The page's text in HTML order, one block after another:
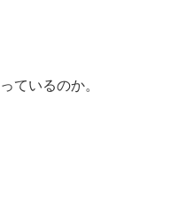
ているのか。